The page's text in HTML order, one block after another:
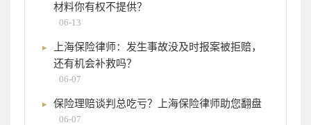
材料你有权不提供？
06-13
上海保险律师：发生事故没及时报案被拒赔，
还有机会补救吗？
06-07
保险理赔谈判总吃亏？上海保险律师助您翻盘
06-07